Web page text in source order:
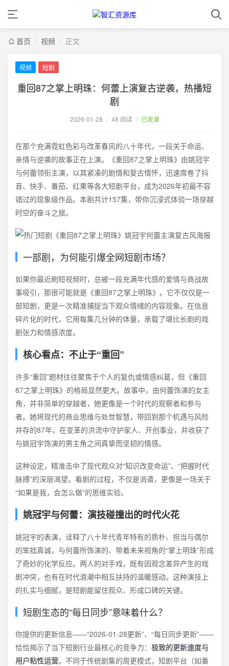
首页 / 视频 / 正文
视频 短剧
重回87之掌上明珠：何蕾上演复古逆袭，热播短
剧
2026-01-28 / 48 阅读 / 已收录
在那个充满霓虹色彩与改革春风的八十年代，一段关于命运、
亲情与逆袭的故事正在上演。《重回87之掌上明珠》由姚冠宇
与何蕾领衔主演，以其紧凑的剧情和复古情怀，迅速席卷了抖
音、快手、番茄、红果等各大短剧平台，成为2026年初最不容
错过的现象级作品。本剧共计157集，带你沉浸式体验一场穿越
时空的奋斗之旅。
一部剧，为何能引爆全网短剧市场？
如果你最近刷短视频时，总被一段充满年代感的爱情与商战故
事吸引，那很可能就是《重回87之掌上明珠》。它不仅仅是一
部短剧，更是一次精准捕捉当下观众情绪的内容现象。在信息
碎片化的时代，它用每集几分钟的体量，承载了堪比长剧的戏
剧张力和情感浓度。
核心看点：不止于“重回”
许多“重回”题材往往聚焦于个人的复仇或情感纠葛，但《重回
87之掌上明珠》的格局显然更大。故事中，由何蕾饰演的女主
角，并非简单的穿越者，她更像是一个时代的观察者和参与
者。她将现代的商业思维与处世智慧，带回到那个机遇与风险
并存的87年，在变革的洪流中守护家人、开创事业，并收获了
与姚冠宇饰演的男主角之间真挚而坚韧的情感。
这种设定，精准击中了现代观众对“知识改变命运”、“把握时代
脉搏”的深层渴望。看剧的过程，不仅是消遣，更像是一场关于
“如果是我，会怎么做”的思维实验。
姚冠宇与何蕾：演技碰撞出的时代火花
姚冠宇的表演，诠释了八十年代青年特有的质朴、担当与偶尔
的笨拙真诚，与何蕾所饰演的、带着未来视角的“掌上明珠”形成
了奇妙的化学反应。两人的对手戏，既有因观念差异产生的戏
剧冲突，也有在时代浪潮中相互扶持的温暖感动。这种演技上
的扎实与细腻，是短剧能留住观众、形成口碑的关键。
短剧生态的“每日同步”意味着什么？
你提供的更新信息——“2026-01-28更新”、“每日同步更新”——
恰恰揭示了当下短剧行业最核心的竞争力： 极致的更新速度与
用户粘性运营。不同于传统剧集的周更模式，短剧平台（如番